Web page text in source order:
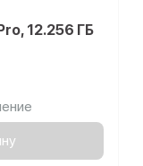
12.256 ГБ